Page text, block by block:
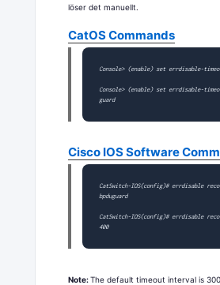
löser det manuellt.
CatOS Commands
Console> (enable) set errdisable-
Console> (enable) set errdisable-
guard
Cisco IOS Software
CatSwitch-IOS(config)# errdisable
bpduguard
CatSwitch-IOS(config)# errdisable
400
Note:The default timeout interval is